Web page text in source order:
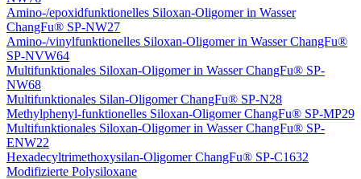
Amino-/epoxidfunktionelles Siloxan-Oligomer in Wasser
ChangFu® SP-NW27
Amino-/vinylfunktionelles Siloxan-Oligomer in Wasser ChangFu®
SP-NVW64
Multifunktionales Siloxan-Oligomer in Wasser ChangFu® SP-
NW68
Multifunktionales Silan-Oligomer ChangFu® SP-N28
Methylphenyl-funktionelles Siloxan-Oligomer ChangFu® SP-MP29
Multifunktionales Siloxan-Oligomer in Wasser ChangFu® SP-
ENW22
Hexadecyltrimethoxysilan-Oligomer ChangFu® SP-C1632
Modifizierte Polysiloxane